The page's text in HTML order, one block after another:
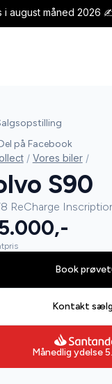
i august måned 2026
på Facebook
/ Vores biler /
S90
ReCharge
Book
Kontakt
Månedlig ydelse